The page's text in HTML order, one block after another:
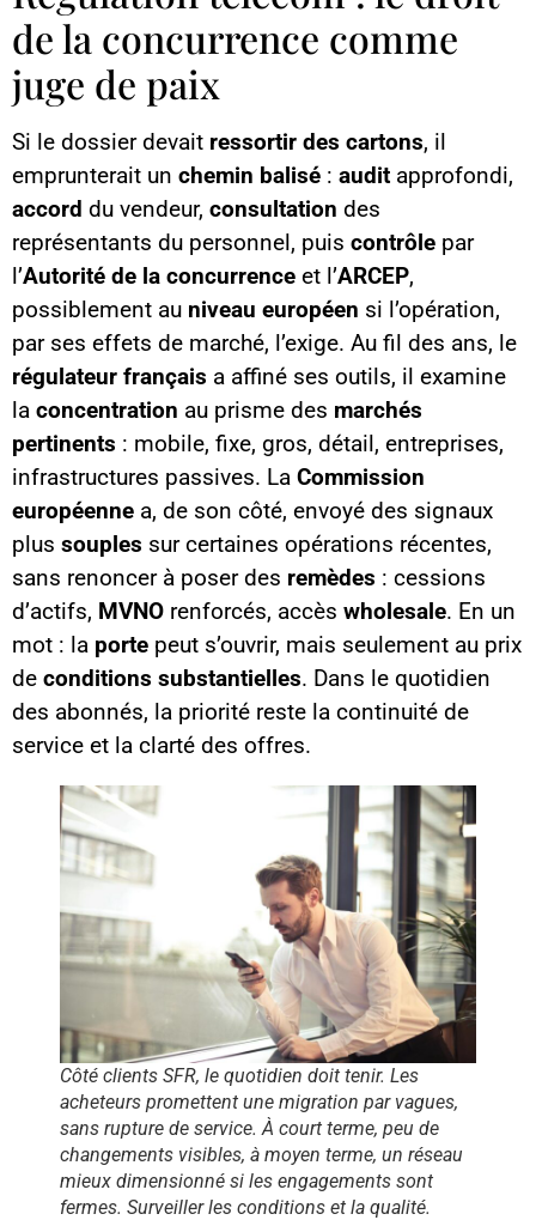
de la concurrence comme
juge de paix
Si le dossier devait ressortir des cartons, il
emprunterait un chemin balisé : audit approfondi,
accord du vendeur, consultation des
représentants du personnel, puis contrôle par
l’Autorité de la concurrence et l’ARCEP,
possiblement au niveau européen si l’opération,
par ses effets de marché, l’exige. Au fil des ans, le
régulateur français a affiné ses outils, il examine
la concentration au prisme des marchés
pertinents : mobile, fixe, gros, détail, entreprises,
infrastructures passives. La Commission
européenne a, de son côté, envoyé des signaux
plus souples sur certaines opérations récentes,
sans renoncer à poser des remèdes : cessions
d’actifs, MVNO renforcés, accès wholesale. En un
mot : la porte peut s’ouvrir, mais seulement au prix
de conditions substantielles. Dans le quotidien
des abonnés, la priorité reste la continuité de
service et la clarté des offres.
Côté clients SFR, le quotidien doit tenir. Les
acheteurs promettent une migration par vagues,
sans rupture de service. À court terme, peu de
changements visibles, à moyen terme, un réseau
mieux dimensionné si les engagements sont
fermes. Surveiller les conditions et la qualité.